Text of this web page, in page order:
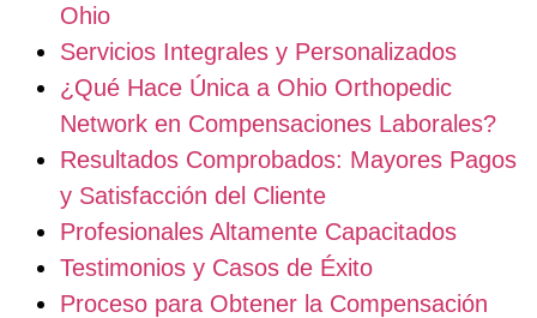
Ohio
Servicios Integrales y Personalizados
¿Qué Hace Única a Ohio Orthopedic
Network en Compensaciones Laborales?
Resultados Comprobados: Mayores Pagos
y Satisfacción del Cliente
Profesionales Altamente Capacitados
Testimonios y Casos de Éxito
Proceso para Obtener la Compensación